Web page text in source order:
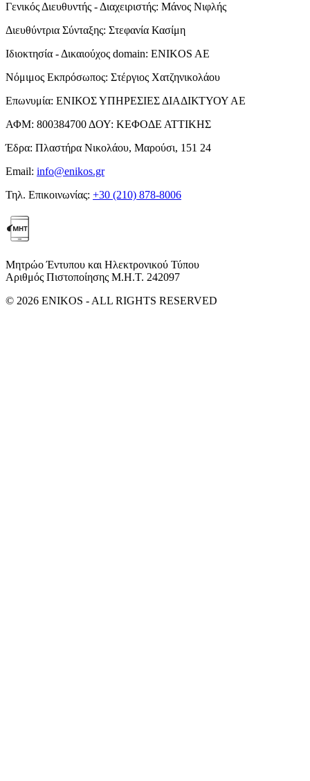
Γενικός Διευθυντής - Διαχειριστής: Μάνος Νιφλής
Διευθύντρια Σύνταξης: Στεφανία Κασίμη
Ιδιοκτησία - Δικαιούχος domain: ENIKOS AE
Νόμιμος Εκπρόσωπος: Στέργιος Χατζηνικολάου
Επωνυμία: ΕΝΙΚΟΣ ΥΠΗΡΕΣΙΕΣ ΔΙΑΔΙΚΤΥΟΥ ΑΕ
ΑΦΜ: 800384700 ΔΟΥ: ΚΕΦΟΔΕ ΑΤΤΙΚΗΣ
Έδρα: Πλαστήρα Νικολάου, Μαρούσι, 151 24
Email: info@enikos.gr
Τηλ. Επικοινωνίας: +30 (210) 878-8006
Μητρώο Έντυπου και Ηλεκτρονικού Τύπου
Αριθμός Πιστοποίησης Μ.Η.Τ. 242097
© 2026 ENIKOS - ALL RIGHTS RESERVED